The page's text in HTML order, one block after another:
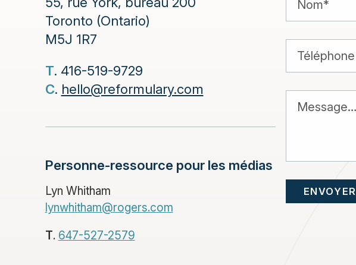
Toronto (Ontario)
M5J 1R7
T. 416-519-9729
C. hello@reformulary.com
Personne-ressource pour les médias
Lyn Whitham
lynwhitham@rogers.com
T. 647-527-2579
ENVOYER